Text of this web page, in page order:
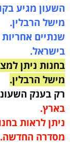
השעון מגיע
מישל הרבלין.
שנתיים
בישראל.
בחנות ניתן
מישל הרבלין.
רק בענק
בארץ.
ניתן לראות
מסדרה החדשה.